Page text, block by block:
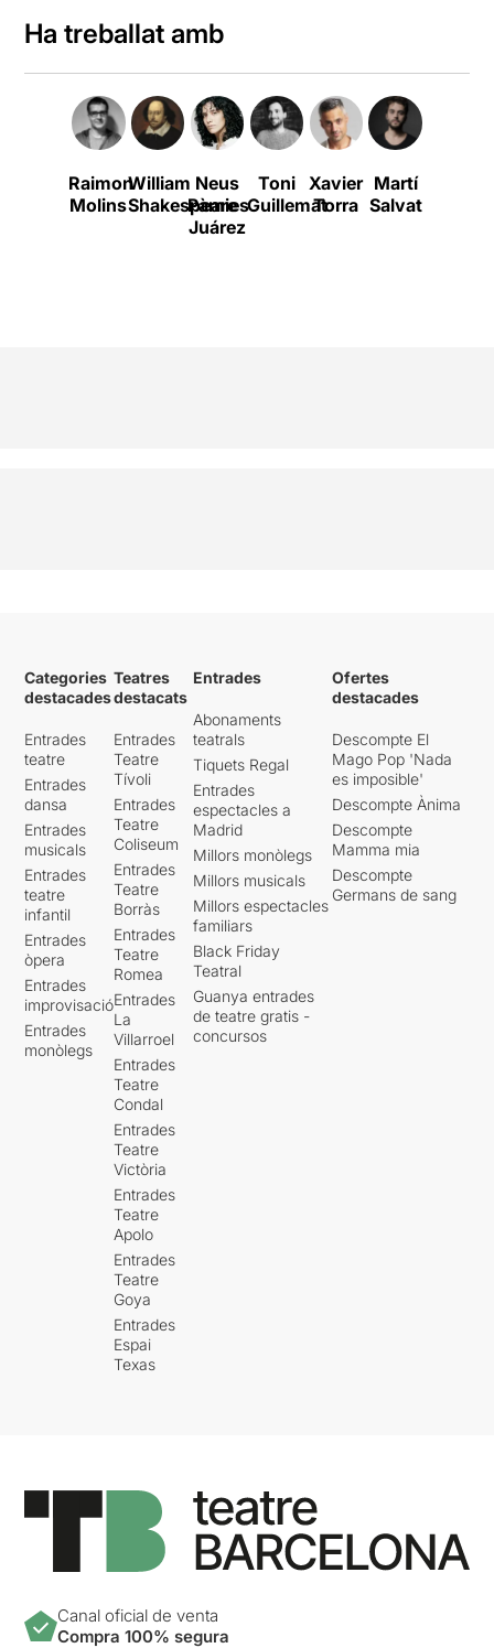
Ha treballat amb
Raimon
Molins
William
Shakespeare
Neus
Pàmies
Juárez
Toni
Guillemat
Xavier
Torra
Martí
Salvat
Categories
destacades
Entrades
teatre
Entrades
dansa
Entrades
musicals
Entrades
teatre
infantil
Entrades
òpera
Entrades
improvisació
Entrades
monòlegs
Teatres
destacats
Entrades
Teatre
Tívoli
Entrades
Teatre
Coliseum
Entrades
Teatre
Borràs
Entrades
Teatre
Romea
Entrades
La
Villarroel
Entrades
Teatre
Condal
Entrades
Teatre
Victòria
Entrades
Teatre
Apolo
Entrades
Teatre
Goya
Entrades
Espai
Texas
Entrades
Abonaments
teatrals
Tiquets Regal
Entrades
espectacles a
Madrid
Millors monòlegs
Millors musicals
Millors espectacles
familiars
Black Friday
Teatral
Guanya entrades
de teatre gratis -
concursos
Ofertes
destacades
Descompte El
Mago Pop 'Nada
es imposible'
Descompte Ànima
Descompte
Mamma mia
Descompte
Germans de sang
Canal oficial de venta
Compra 100% segura